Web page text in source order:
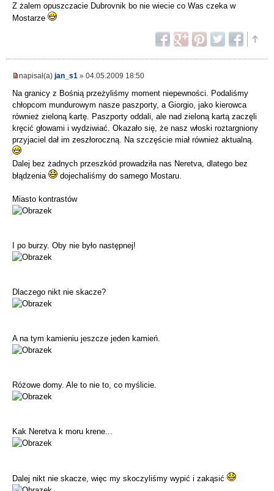
Z żalem opuszczacie Dubrovnik bo nie wiecie co Was czeka w
Mostarze
napisał(a) jan_s1 » 04.05.2009 18:50
Na granicy z Bośnią przeżyliśmy moment niepewności. Podaliśmy
chłopcom mundurowym nasze paszporty, a Giorgio, jako kierowca
również zieloną kartę. Paszporty oddali, ale nad zieloną kartą zaczęli
kręcić głowami i wydziwiać. Okazało się, że nasz włoski roztargniony
przyjaciel dał im zeszłoroczną. Na szczęście miał również aktualną.
Dalej bez żadnych przeszkód prowadziła nas Neretva, dlatego bez
błądzenia
dojechaliśmy do samego Mostaru.
Miasto kontrastów
I po burzy. Oby nie było następnej!
Dlaczego nikt nie skacze?
A na tym kamieniu jeszcze jeden kamień.
Różowe domy. Ale to nie to, co myślicie.
Kak Neretva k moru krene...
Dalej nikt nie skacze, więc my skoczyliśmy wypić i zakąsić